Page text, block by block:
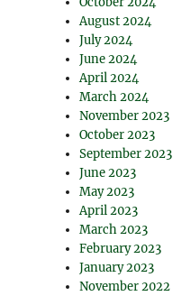
August 2024
July 2024
June 2024
April 2024
March 2024
November 2023
October 2023
September 2023
June 2023
May 2023
April 2023
March 2023
February 2023
January 2023
November 2022